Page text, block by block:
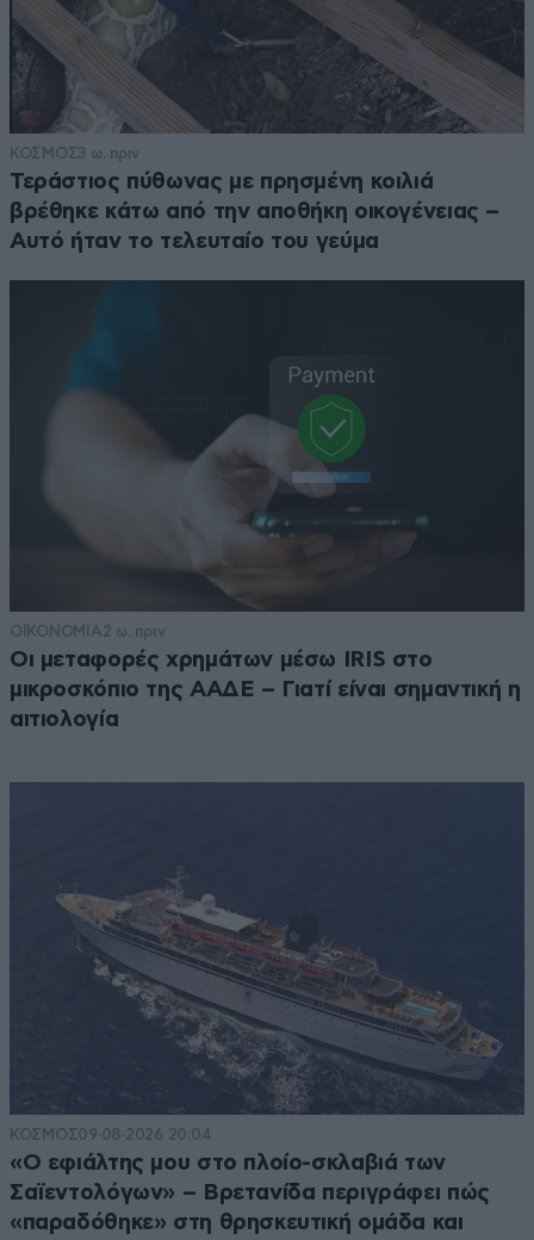
ΚΟΣΜΟΣ3 ω. πριν
Τεράστιος πύθωνας με πρησμένη κοιλιά
βρέθηκε κάτω από την αποθήκη οικογένειας –
Αυτό ήταν το τελευταίο του γεύμα
ΟΙΚΟΝΟΜΙΑ2 ω. πριν
Οι μεταφορές χρημάτων μέσω IRIS στο
μικροσκόπιο της ΑΑΔΕ – Γιατί είναι σημαντική η
αιτιολογία
ΚΟΣΜΟΣ09·08·2026 20:04
«Ο εφιάλτης μου στο πλοίο-σκλαβιά των
Σαϊεντολόγων» – Βρετανίδα περιγράφει πώς
«παραδόθηκε» στη θρησκευτική ομάδα και